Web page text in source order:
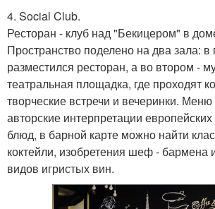
4. Social Club.
Ресторан - клуб над "Бекицером" в
Пространство поделено на два зала:
разместился ресторан, а во втором -
театральная площадка, где проходят
творческие встречи и вечеринки.
авторские интерпретации
блюд, в барной карте можно найти
коктейли, изобретения шеф - бармена
видов игристых вин.